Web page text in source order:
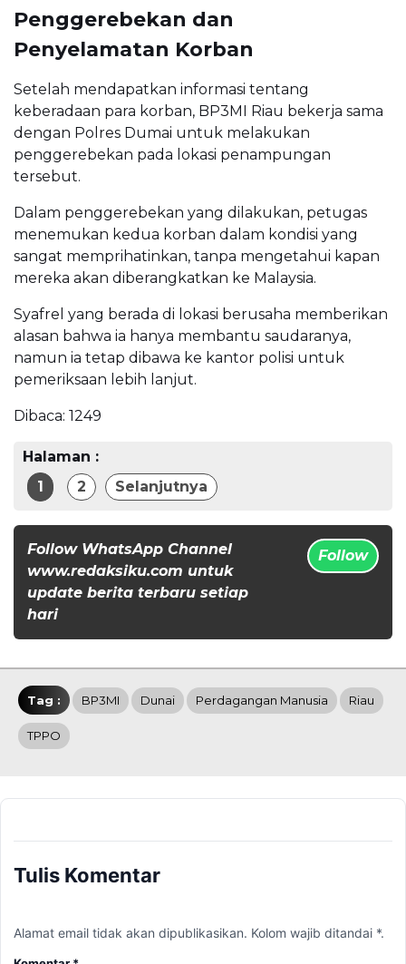
Penggerebekan dan
Penyelamatan Korban
Setelah mendapatkan informasi tentang
keberadaan para korban, BP3MI Riau bekerja sama
dengan Polres Dumai untuk melakukan
penggerebekan pada lokasi penampungan
tersebut.
Dalam penggerebekan yang dilakukan, petugas
menemukan kedua korban dalam kondisi yang
sangat memprihatinkan, tanpa mengetahui kapan
mereka akan diberangkatkan ke Malaysia.
Syafrel yang berada di lokasi berusaha memberikan
alasan bahwa ia hanya membantu saudaranya,
namun ia tetap dibawa ke kantor polisi untuk
pemeriksaan lebih lanjut.
Dibaca: 1249
Halaman :
1
2 Selanjutnya
Follow WhatsApp Channel
www.redaksiku.com untuk
update berita terbaru setiap
hari
Follow
Tag : BP3MI Dunai Perdagangan Manusia Riau
TPPO
Tulis Komentar